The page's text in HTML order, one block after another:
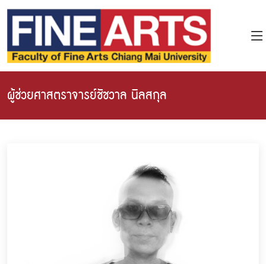
ผู้ช่วยศาสตราจารย์ชัชวาล นิลสกุล